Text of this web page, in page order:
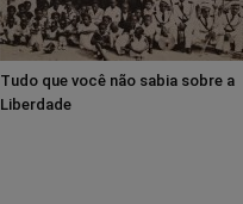
Tudo que você não sabia sobre a
Liberdade